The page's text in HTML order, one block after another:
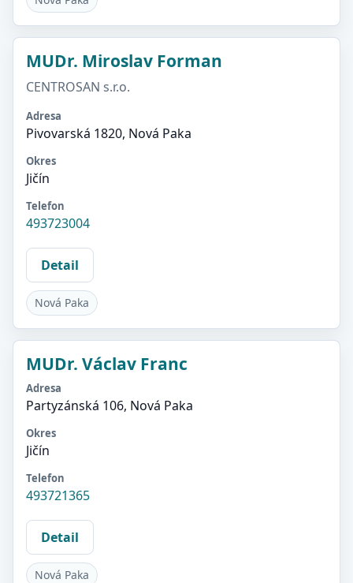
MUDr. Miroslav Forman
CENTROSAN s.r.o.
Adresa
Pivovarská 1820, Nová Paka
Okres
Jičín
Telefon
493723004
Detail
Nová Paka
MUDr. Václav Franc
Adresa
Partyzánská 106, Nová Paka
Okres
Jičín
Telefon
493721365
Detail
Nová Paka